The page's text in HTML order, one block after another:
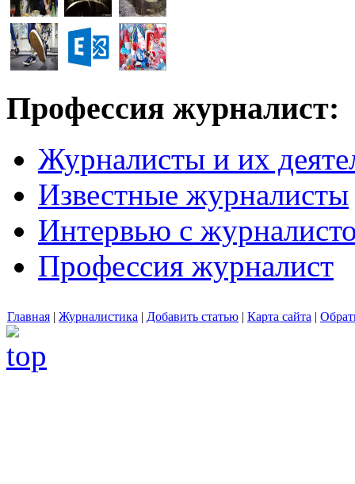
Профессия журналист:
Журналисты и их
Известные журналисты
Интервью с
Профессия журналист
Главная | Журналистика | Добавить статью | Карта сайта |